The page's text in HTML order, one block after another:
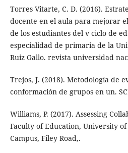
Torres Vitarte, C. D. (2016).
docente en el aula para mejorar
de los estudiantes del v ciclo de
especialidad de primaria de la
Ruiz Gallo. revista universidad
Trejos, J. (2018). Metodología de
conformación de grupos en un.
Williams, P. (2017). Assessing
Faculty of Education, University
Campus, Filey Road,.